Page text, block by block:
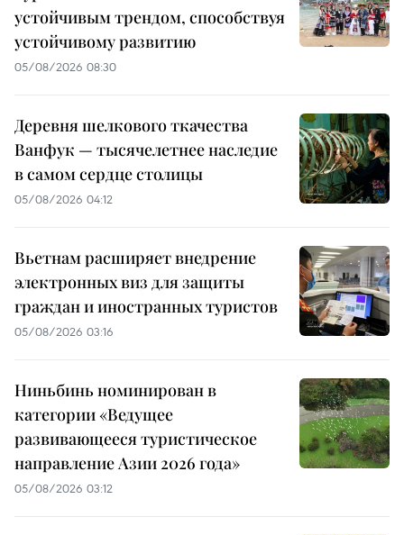
устойчивым трендом, способствуя
устойчивому развитию
05/08/2026 08:30
Деревня шелкового ткачества
Ванфук — тысячелетнее наследие
в самом сердце столицы
05/08/2026 04:12
Вьетнам расширяет внедрение
электронных виз для защиты
граждан и иностранных туристов
05/08/2026 03:16
Ниньбинь номинирован в
категории «Ведущее
развивающееся туристическое
направление Азии 2026 года»
05/08/2026 03:12